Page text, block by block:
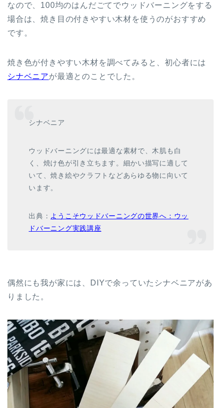
なので、100均のはんだごてでウッドバーニングをする
場合は、焼き目の付きやすい木材を使うのがおすすめ
です。
焼き色が付きやすい木材を調べてみると、初心者には
シナベニアが最適とのことでした。
シナベニア
ウッドバーニングには最適な素材で、木肌も白
く、焼け色が引き立ちます。細かい描写に適して
いて、焼き絵やクラフトなどあらゆる物に向いて
います。
出典： ようこそウッドバーニングの世界へ：ウッ
ドバーニング実践講座
偶然にも我が家には、DIYで余っていたシナベニアがあ
りました。